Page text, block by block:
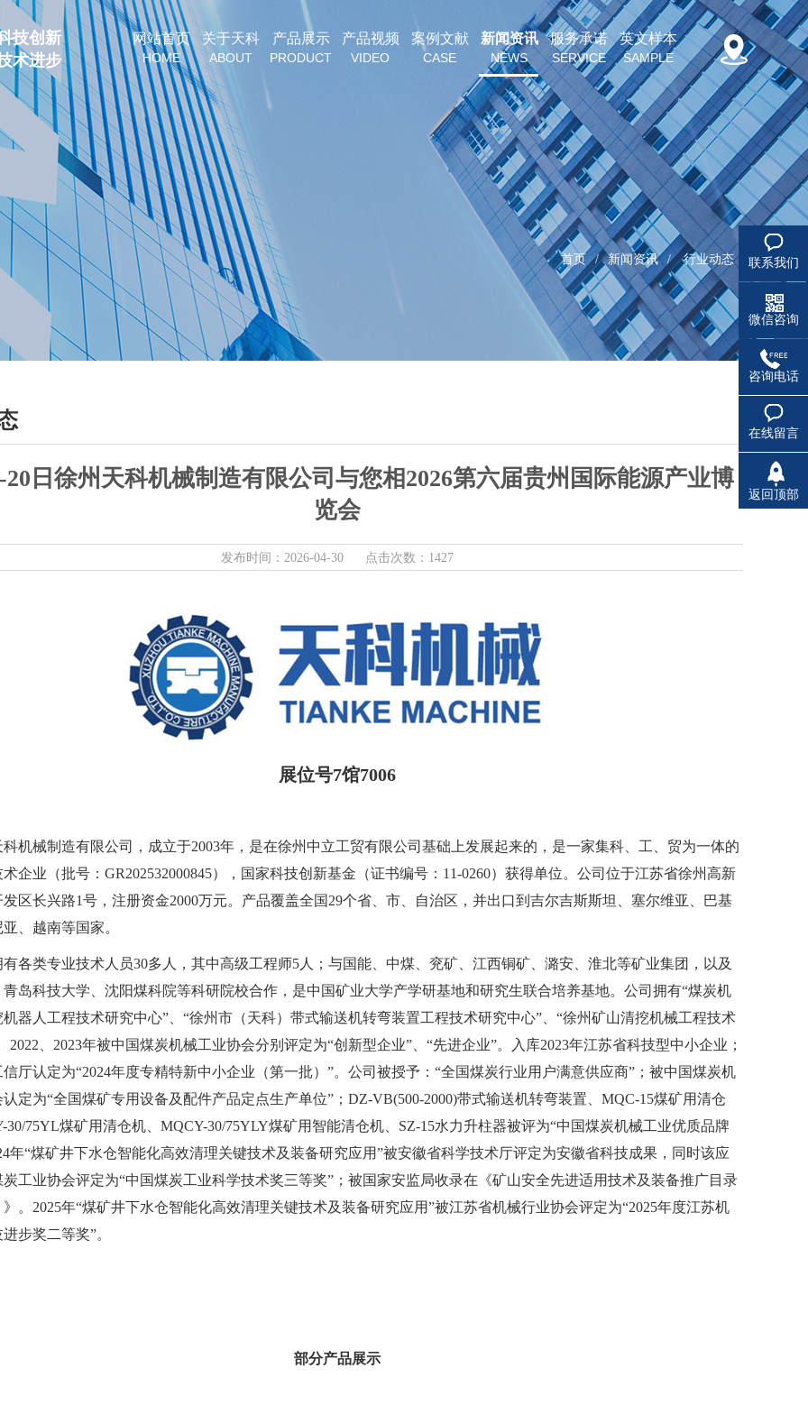
技创新
术进步
网站首页
HOME
关于天科
ABOUT
产品展示
PRODUCT
产品视频
VIDEO
案例文献
CASE
新闻资讯
NEWS
服务承诺
SERVICE
英文样本
SAMPLE
首页 / 新闻资讯 / 行业动态
20日徐州天科机械制造有限公司与您相2026第六届贵州国际能源产业博
览会
发布时间：2026-04-30 点击次数：1427
展位号7馆7006
科机械制造有限公司，成立于2003年，是在徐州中立工贸有限公司基础上发展起来的，是一家集科、工、贸为一体的
企业（批号：GR202532000845），国家科技创新基金（证书编号：11-0260）获得单位。公司位于江苏省徐州高新
区长兴路1号，注册资金2000万元。产品覆盖全国29个省、市、自治区，并出口到吉尔吉斯斯坦、塞尔维亚、巴基
、越南等国家。
有各类专业技术人员30多人，其中高级工程师5人；与国能、中煤、兖矿、江西铜矿、潞安、淮北等矿业集团，以及
岛科技大学、沈阳煤科院等科研院校合作，是中国矿业大学产学研基地和研究生联合培养基地。公司拥有“煤炭机
器人工程技术研究中心”、“徐州市（天科）带式输送机转弯装置工程技术研究中心”、“徐州矿山清挖机械工程技术
2022、2023年被中国煤炭机械工业协会分别评定为“创新型企业”、“先进企业”。入库2023年江苏省科技型中小企业；
厅认定为“2024年度专精特新中小企业（第一批）”。公司被授予：“全国煤炭行业用户满意供应商”；被中国煤炭机
定为“全国煤矿专用设备及配件产品定点生产单位”；DZ-VB(500-2000)带式输送机转弯装置、MQC-15煤矿用清仓
30/75YL煤矿用清仓机、MQCY-30/75YLY煤矿用智能清仓机、SZ-15水力升柱器被评为“中国煤炭机械工业优质品牌
年“煤矿井下水仓智能化高效清理关键技术及装备研究应用”被安徽省科学技术厅评定为安徽省科技成果，同时该应
工业协会评定为“中国煤炭工业科学技术奖三等奖”；被国家安监局收录在《矿山安全先进适用技术及装备推广目录
》。2025年“煤矿井下水仓智能化高效清理关键技术及装备研究应用”被江苏省机械行业协会评定为“2025年度江苏机
进步奖二等奖”。
部分产品展示
联系我们
微信咨询
咨询电话
在线留言
返回顶部